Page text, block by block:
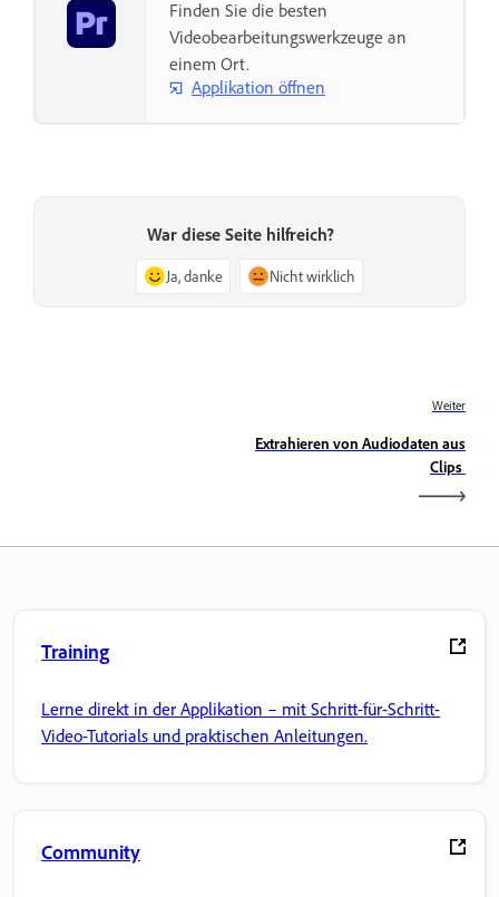
Finden Sie die besten
Videobearbeitungswerkzeuge an
einem Ort.
Applikation öffnen
War diese Seite hilfreich?
Ja, danke Nicht wirklich
Weiter
Extrahieren von Audiodaten aus
Clips
Training
Lerne direkt in der Applikation – mit Schritt-für-Schritt-
Video-Tutorials und praktischen Anleitungen.
Community